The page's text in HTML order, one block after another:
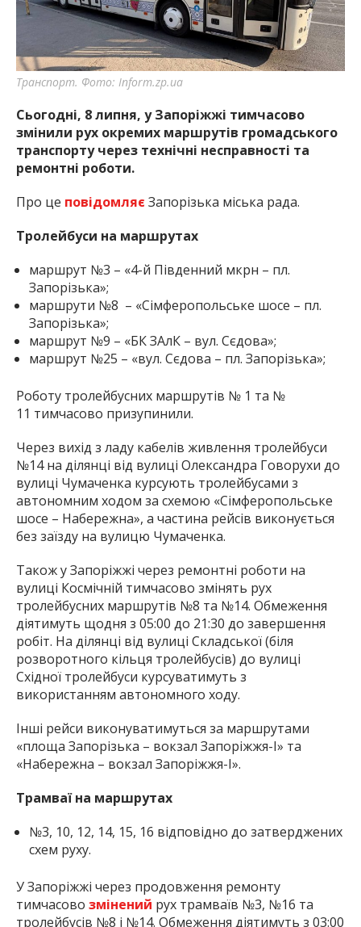
найважливішу інформацію про події
міста Запоріжжя та області.
Транспорт. Фото: Inform.zp.ua
Сьогодні, 8 липня, у Запоріжжі тимчасово
змінили рух окремих маршрутів громадського
транспортучерез технічні несправності та
ремонтні роботи.
Про це повідомляє Запорізька міська рада.
Тролейбуси на маршрутах
маршрут №3 – «4-й Південний мкрн – пл.
Запорізька»;
маршрути №8 – «Сімферопольське шосе – пл.
Запорізька»;
маршрут №9 – «БК ЗАлК – вул. Сєдова»;
маршрут №25 – «вул. Сєдова – пл. Запорізька»;
Роботу тролейбусних маршрутів № 1 та №
11 тимчасово призупинили.
Через вихід з ладу кабелів живлення тролейбуси
№14 на ділянці від вулиці Олександра Говорухи до
вулиці Чумаченка курсують тролейбусами з
автономним ходом за схемою «Сімферопольське
шосе – Набережна», а частина рейсів виконується
без заїзду на вулицю Чумаченка.
Також у Запоріжжі через ремонтні роботи на
вулиці Космічній тимчасово змінять рух
тролейбусних маршрутів №8 та №14. Обмеження
діятимуть щодня з 05:00 до 21:30 до завершення
робіт. На ділянці від вулиці Складської (біля
розворотного кільця тролейбусів) до вулиці
Східної тролейбуси курсуватимуть з
використанням автономного ходу.
Інші рейси виконуватимуться за маршрутами
«площа Запорізька – вокзал Запоріжжя-І» та
«Набережна – вокзал Запоріжжя-І».
Трамваї на маршрутах
№3, 10, 12, 14, 15, 16 відповідно до затверджених
схем руху.
У Запоріжжі через продовження ремонту
тимчасово змінений рух трамваїв №3, №16 та
тролейбусів №8 і №14. Обмеження діятимуть з 03:00